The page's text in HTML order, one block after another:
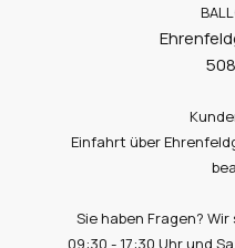
Einfahrt über
Sie haben Fragen?
09:30 - 17:30 Uhr und